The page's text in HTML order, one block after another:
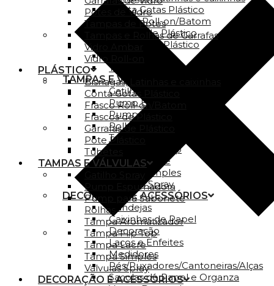
Conta Gotas Plástico
Frasco Roll-on/Batom
Frascos de Plástico
Garrafas de Plástico
Tubetes
TAMPAS E VÁLVULAS
Gatilho Spray
Pump Espumadora
Pump para Sabonete
Rolhas
Tampa Aromatizador
Tampa Flip Top
Tampa Lacre
Tampa Simples
Válvulas Spray
DECORAÇÃO E ACESSÓRIOS
Bandejas
Caixinhas de Papel
Decoração
Laços e Enfeites
Medidores
Pés/Puxadores/Cantoneiras/Alças
Sacolas de Papel e Organza
Potes de Vidro
Tampas de Potes
Tampas e Rolhas de Garrafas
Vidro Ambar
Vidro Roll-on
PLÁSTICO
Bisnagas, Latinhas e caixinhas
Conta Gotas Plástico
Frasco Roll-on/Batom
Frascos de Plástico
Garrafas de Plástico
Pote Plástico
Tubetes
TAMPAS E VÁLVULAS
Pump Espumadora
Pump para Sabonete
Rolhas
Tampa Aromatizador
Tampa Flip Top
Tampa Lacre
Tampa Simples
Válvulas Spray
DECORAÇÃO E ACESSÓRIOS